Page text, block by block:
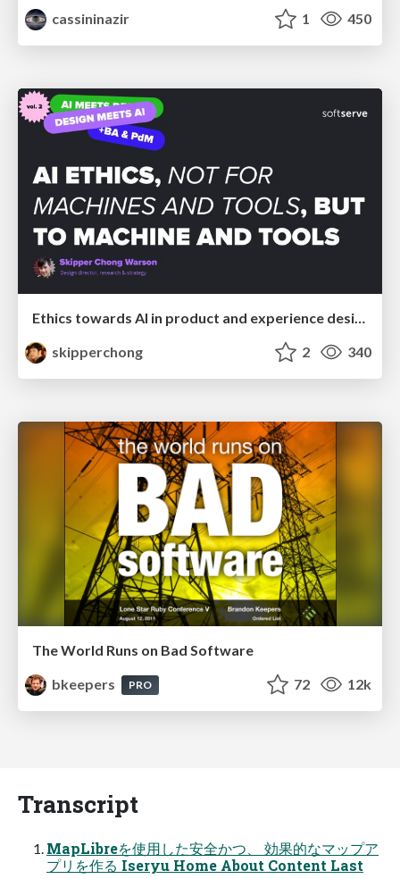
cassininazir 1 450
skipperchong
2 340
The World Runs on Bad Software
bkeepers
PRO 72 12k
Transcript
MapLibreを使用した安全かつ、 効果的なマップア
プリを作る Iseryu Home About Content Last